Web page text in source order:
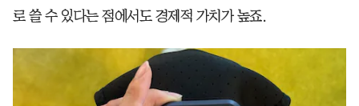
로 쓸 수 있다는 점에서도 경제적 가치가 높죠.